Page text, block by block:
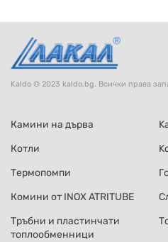
Kaldo © 2023 kaldo.bg. Всички права
Камини на дърва
Котли
Термопомпи
Комини от INOX ATRITUBE
Тръбни и пластинчати
топлообменници